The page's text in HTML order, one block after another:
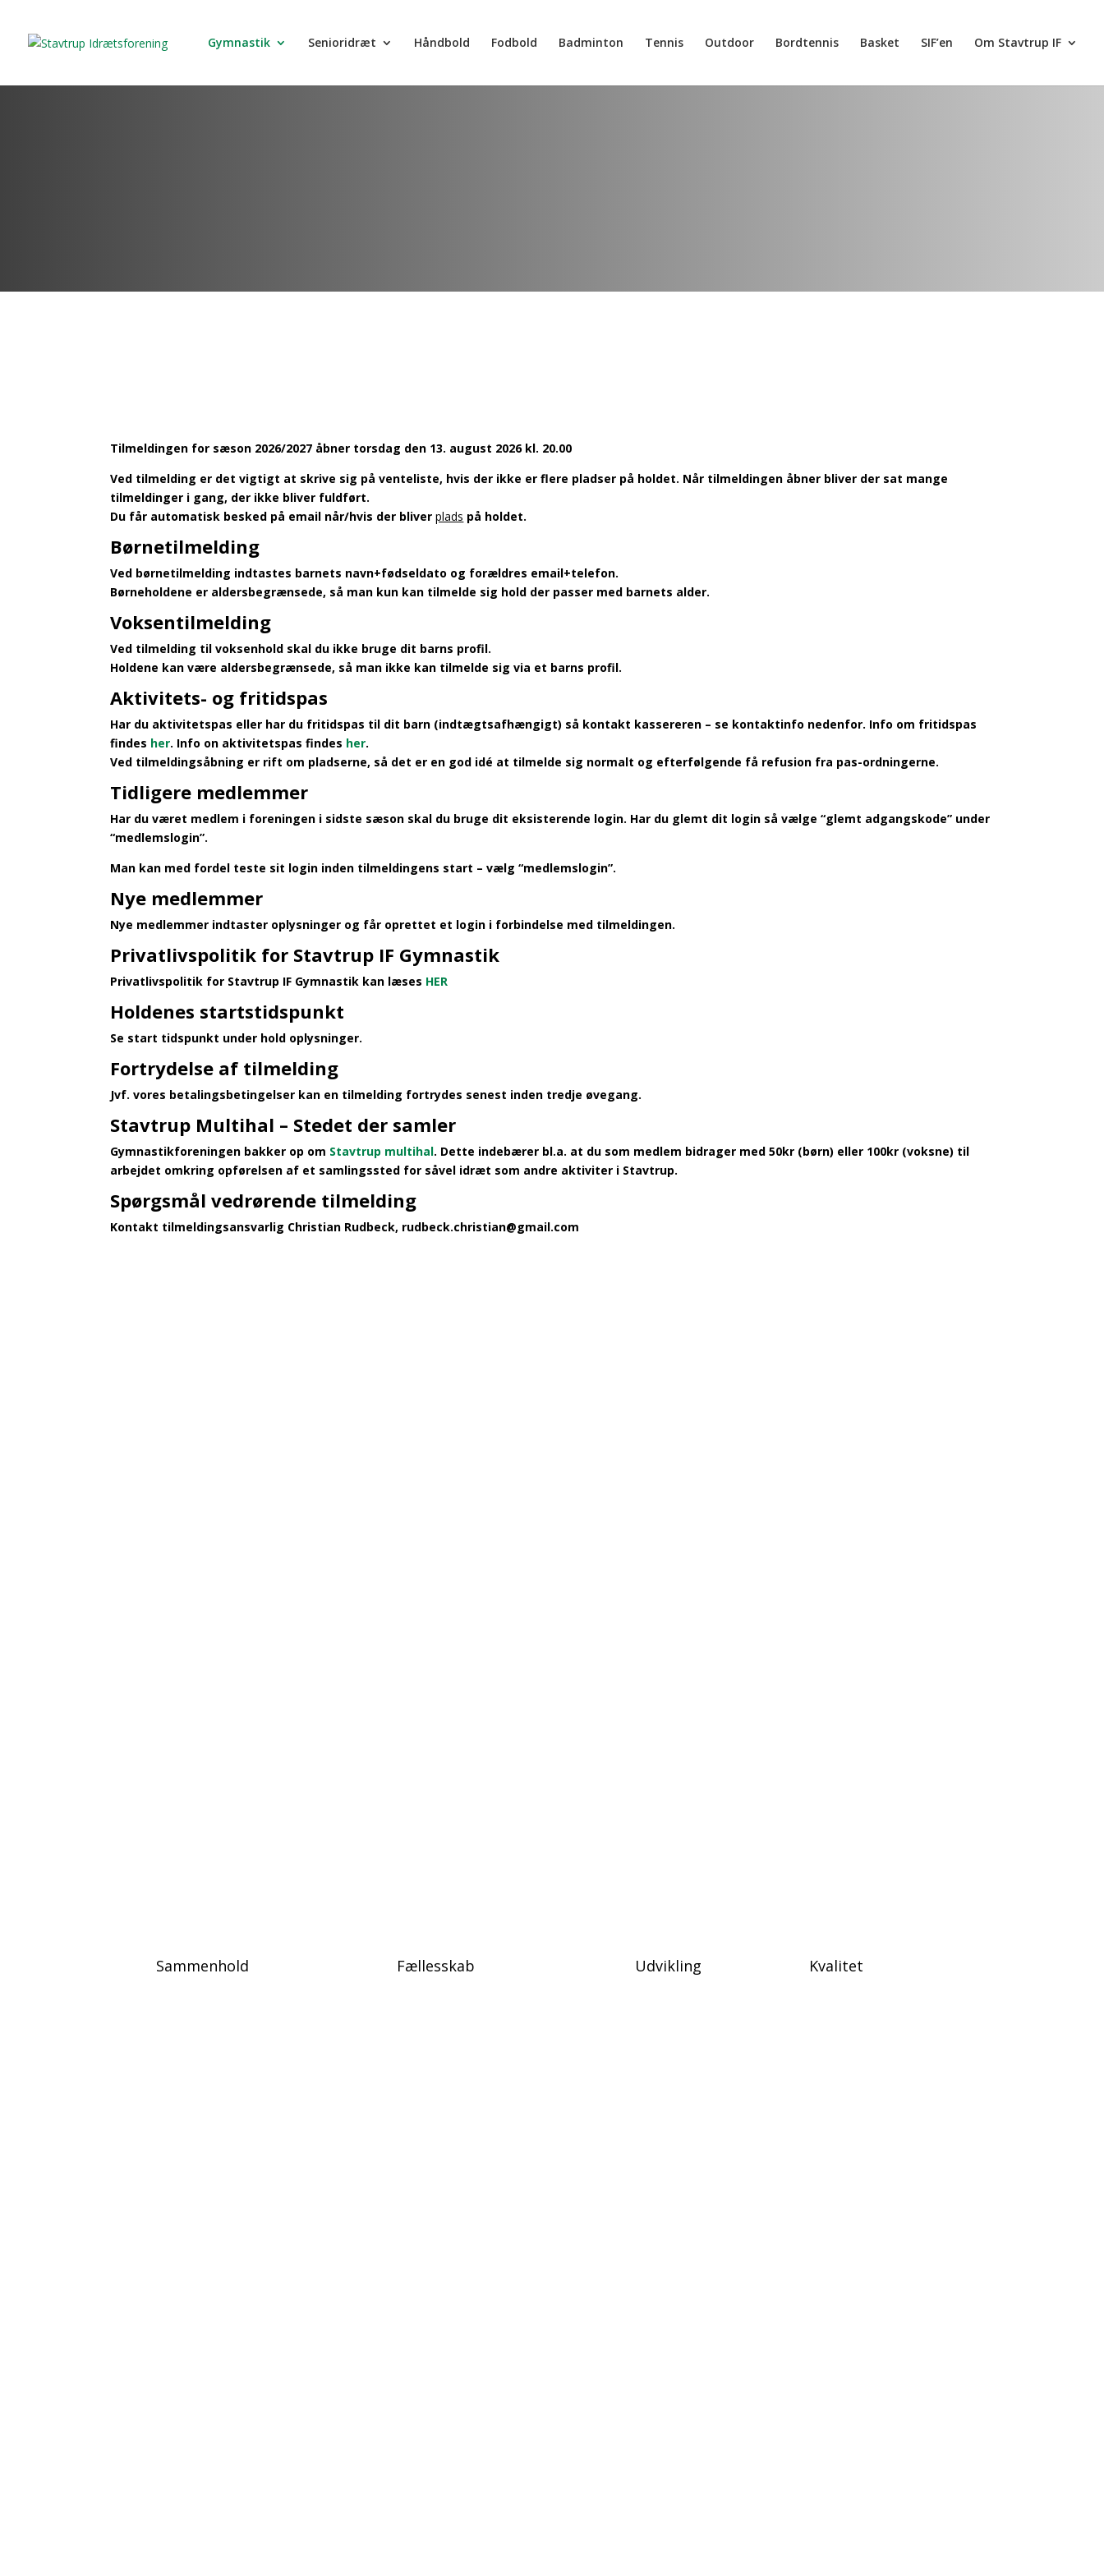
Gymnastik Senioridræt Håndbold Fodbold Badminton Tennis Outdoor Bordtennis Basket SIF’en Om Stavtrup IF
Tilmeldingen for sæson 2026/2027 åbner torsdag den 13. august 2026 kl. 20.00
Ved tilmelding er det vigtigt at skrive sig på venteliste, hvis der ikke er flere pladser på holdet. Når tilmeldingen åbner bliver der sat mange
tilmeldinger i gang, der ikke bliver fuldført.
Du får automatisk besked på email når/hvis der bliverplads på holdet.
Børnetilmelding
Ved børnetilmelding indtastes barnets navn+fødseldato og forældres email+telefon.
Børneholdene er aldersbegrænsede, så man kun kan tilmelde sig hold der passer med barnets alder.
Voksentilmelding
Ved tilmelding til voksenhold skal du ikke bruge dit barns profil.
Holdene kan være aldersbegrænsede, så man ikke kan tilmelde sig via et barns profil.
Aktivitets- og fritidspas
Har du aktivitetspas eller har du fritidspas til dit barn (indtægtsafhængigt) så kontakt kassereren – se kontaktinfo nedenfor. Info om fritidspas
findes her. Info on aktivitetspas findes her.
Ved tilmeldingsåbning er rift om pladserne, så det er en god idé at tilmelde sig normalt og efterfølgende få refusion fra pas-ordningerne.
Tidligere medlemmer
Har du været medlem i foreningen i sidste sæson skal du bruge dit eksisterende login. Har du glemt dit login så vælge “glemt adgangskode” under
“medlemslogin”.
Man kan med fordel teste sit login inden tilmeldingens start – vælg “medlemslogin”.
Nye medlemmer
Nye medlemmer indtaster oplysninger og får oprettet et login i forbindelse med tilmeldingen.
Privatlivspolitik for Stavtrup IF Gymnastik
Privatlivspolitik for Stavtrup IF Gymnastik kan læses HER
Holdenes startstidspunkt
Se start tidspunkt under hold oplysninger.
Fortrydelse af tilmelding
Jvf. vores betalingsbetingelser kan en tilmelding fortrydes senest inden tredje øvegang.
Stavtrup Multihal – Stedet der samler
Gymnastikforeningen bakker op om Stavtrup multihal. Dette indebærer bl.a. at du som medlem bidrager med 50kr (børn) eller 100kr (voksne) til
arbejdet omkring opførelsen af et samlingssted for såvel idræt som andre aktiviter i Stavtrup.
Spørgsmål vedrørende tilmelding
Kontakt tilmeldingsansvarlig Christian Rudbeck, rudbeck.christian@gmail.com
Sammenhold Fællesskab Udvikling Kvalitet